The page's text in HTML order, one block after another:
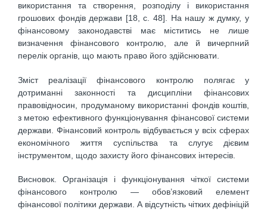
використання та створення, розподілу і використання
грошових фондів держави [18, с. 48]. На нашу ж думку, у
фінансовому законодавстві має міститись не лише
визначення фінансового контролю, але й вичерпний
перелік органів, що мають право його здійснювати.
Зміст реалізації фінансового контролю полягає у
дотриманні законності та дисципліни фінансових
правовідносин, продуманому використанні фондів коштів,
з метою ефективного функціонування фінансової системи
держави. Фінансовий контроль відбувається у всіх сферах
економічного життя суспільства та слугує дієвим
інструментом, щодо захисту його фінансових інтересів.
Висновок. Організація і функціонування чіткої системи
фінансового контролю — обов’язковий елемент
фінансової політики держави. А відсутність чітких дефініцій